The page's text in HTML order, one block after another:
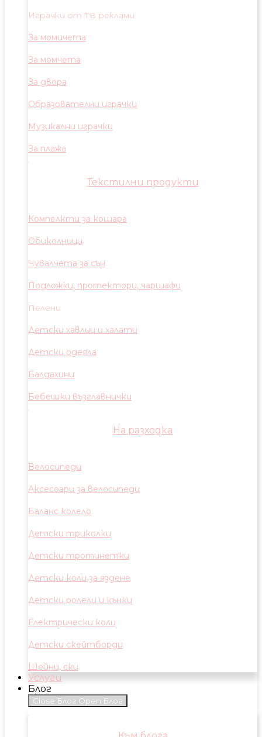
Играчки от ТВ реклами
За момичета
За момчета
За двора
Образователни играчки
Музикални играчки
За плажа
Текстилни продукти
Компелкти за кошара
Обиколници
Чувалчета за сън
Подложки, протектори, чаршафи
Пелени
Детски хавлии и халати
Детски одеяла
Балдахини
Бебешки възглавнички
На разходка
Велосипеди
Аксесоари за велосипеди
Баланс колело
Детски триколки
Детски тротинетки
Детски коли за яздене
Детски ролели и кънки
Електрически коли
Детски скейтборди
Шейни, ски
Услуги
Блог
Close Блог Open Блог